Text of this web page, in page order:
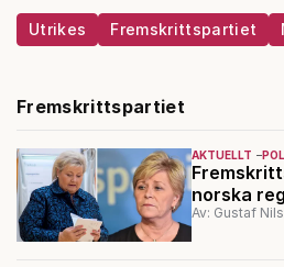
Utrikes Fremskrittspartiet
Fremskrittspartiet
AKTUELLT
norska
Av: Gustaf